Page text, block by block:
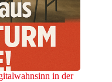
in der